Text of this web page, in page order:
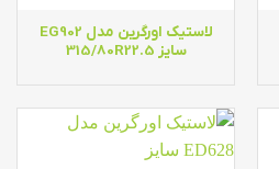
لاستیک اورگرین مدل EG902
سایز 315/80R22.5